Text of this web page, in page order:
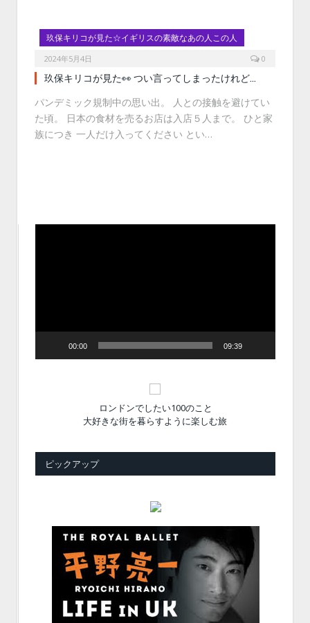
玖保キリコが見た☆イギリスの素敵なあの人この人
2024年5月4日 0
玖保キリコが見た👀 つい言ってしまったけれど…
パンデミック規制中の思い出。 人との接触を避けてい
た頃。 日本の食材を売るお店は入店５人まで。 ひと家
族につき 一人だけ入ってください とい…
00:00 09:39
ロンドンでしたい100のこと
大好きな街を暮らすように楽しむ旅
ピックアップ